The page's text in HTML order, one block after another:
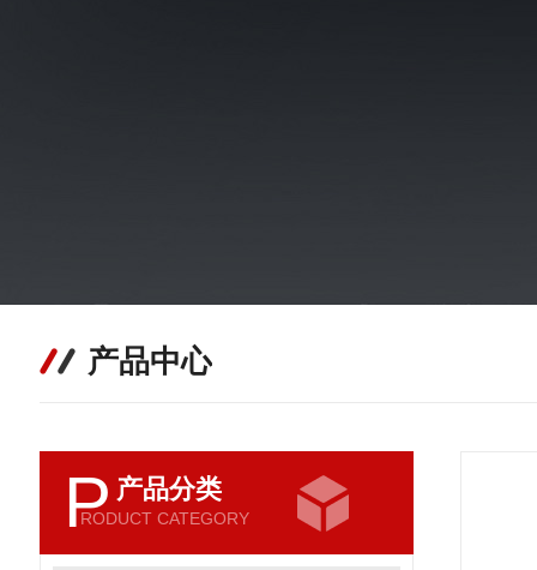
产品中心
P 产品分类
RODUCT CATEGORY